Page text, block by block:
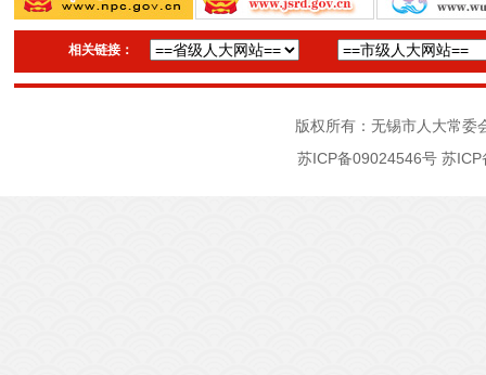
相关链接：
版权所有：无锡市人大常
苏ICP备09024546号 苏ICP